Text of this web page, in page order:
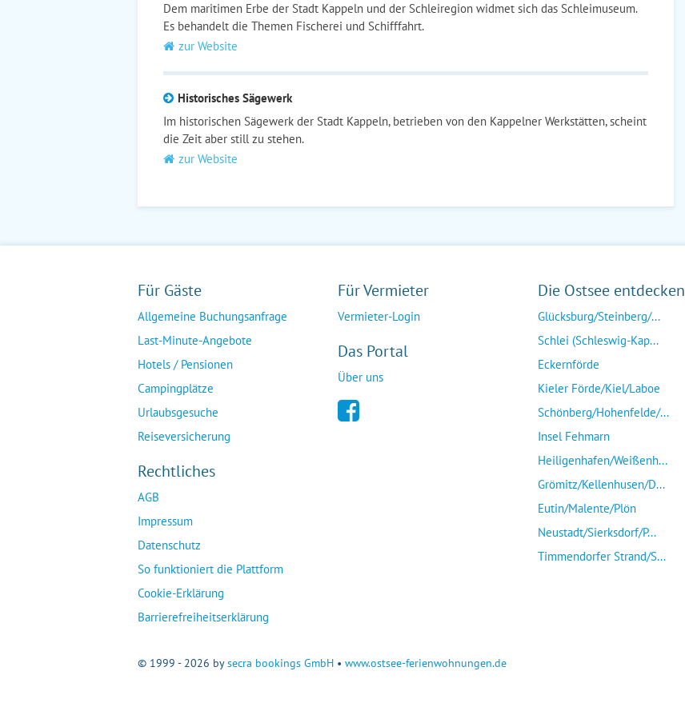
Dem maritimen Erbe der Stadt Kappeln und der Schleiregion widmet sich das Schleimuseum.
Es behandelt die Themen Fischerei und Schifffahrt.
zur Website
Historisches Sägewerk
Im historischen Sägewerk der Stadt Kappeln, betrieben von den Kappelner Werkstätten, scheint
die Zeit aber still zu stehen.
zur Website
Für Gäste
Allgemeine Buchungsanfrage
Last-Minute-Angebote
Hotels / Pensionen
Campingplätze
Urlaubsgesuche
Reiseversicherung
Rechtliches
AGB
Impressum
Datenschutz
So funktioniert die Plattform
Cookie-Erklärung
Barrierefreiheitserklärung
Für Vermieter
Vermieter-Login
Das Portal
Über uns
Die Ostsee entdecken
Glücksburg/Steinberg/...
Schlei (Schleswig-Kap...
Eckernförde
Kieler Förde/Kiel/Laboe
Schönberg/Hohenfelde/...
Insel Fehmarn
Heiligenhafen/Weißenh...
Grömitz/Kellenhusen/D...
Eutin/Malente/Plön
Neustadt/Sierksdorf/P...
Timmendorfer Strand/S...
© 1999 - 2026 bysecra bookings GmbH • www.ostsee-ferienwohnungen.de